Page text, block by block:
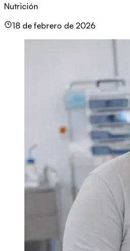
Nutrición
18 de febrero de 2026